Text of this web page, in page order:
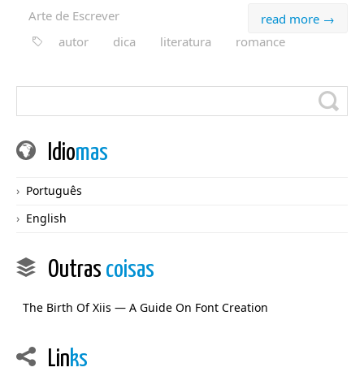
read more →
Arte de Escrever
autor
dica literatura romance
Idiomas
Português
English
Outras coisas
The Birth Of Xiis — A Guide On Font Creation
Links